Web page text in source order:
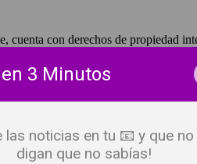
cuenta con derechos de propiedad
ser #SuscriptorWiP.^Para su réplica
en 3 Minutos
las noticias en tu 📧 y que
digan que no sabías!